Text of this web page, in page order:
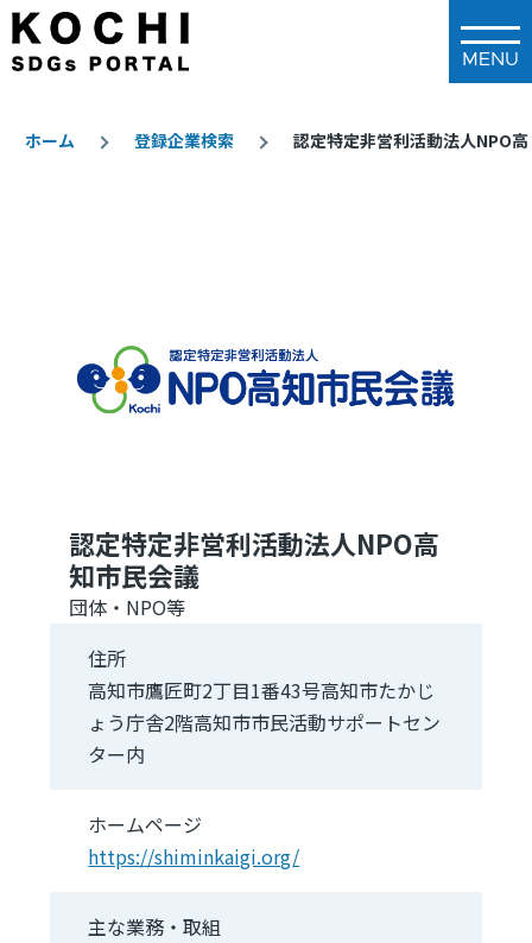
メインコンテンツに移動
ホーム 登録企業検索 認定特定非営利活動法人NPO
認定特定非営利活動法人NPO高
知市民会議
団体・NPO等
住所
高知市鷹匠町2丁目1番43号高知市たかじ
ょう庁舎2階高知市市民活動サポートセン
ター内
ホームページ
https://shiminkaigi.org/
主な業務・取組